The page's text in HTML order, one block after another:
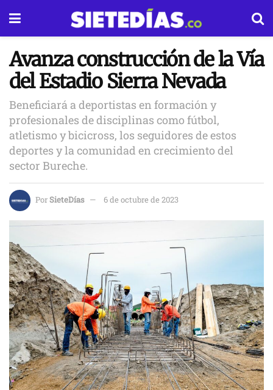
Avanza construcción de la Vía
del Estadio Sierra Nevada
Beneficiará a deportistas en formación y
profesionales de disciplinas como fútbol,
atletismo y bicicross, los seguidores de estos
deportes y la comunidad en crecimiento del
sector Bureche.
PorSieteDías 6 de octubre de 2023